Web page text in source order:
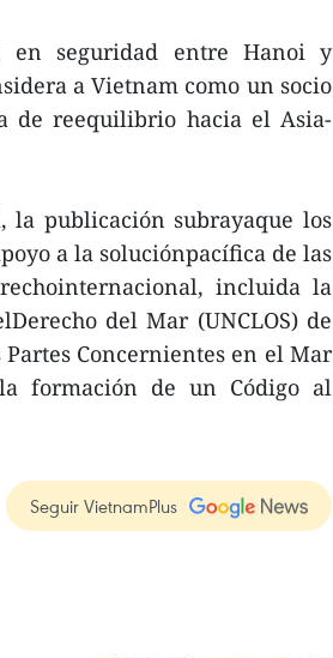
en seguridad entre Hanoi y
a Vietnam como un socio
de reequilibrio hacia el Asia-
publicación subrayaque los
a la soluciónpacífica de las
incluida la
del Mar (UNCLOS) de
Concernientes en el Mar
formación de un Código al
Seguir VietnamPlus